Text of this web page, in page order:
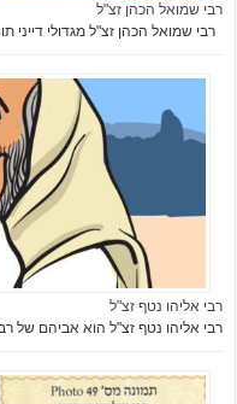
רבי שמואל הכהן זצ"ל
רבי שמואל הכהן זצ"ל מגדולי
רבי אליהו נטף זצ"ל
רבי אליהו נטף זצ"ל הוא אביהם של